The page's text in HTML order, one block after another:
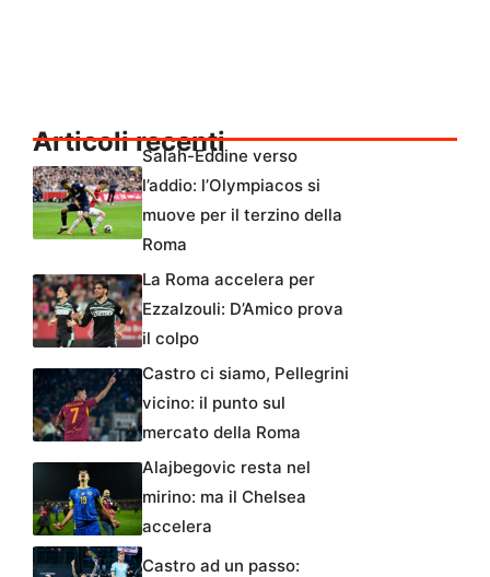
Articoli recenti
Salah-Eddine verso
l’addio: l’Olympiacos si
muove per il terzino della
Roma
La Roma accelera per
Ezzalzouli: D’Amico prova
il colpo
Castro ci siamo, Pellegrini
vicino: il punto sul
mercato della Roma
Alajbegovic resta nel
mirino: ma il Chelsea
accelera
Castro ad un passo: